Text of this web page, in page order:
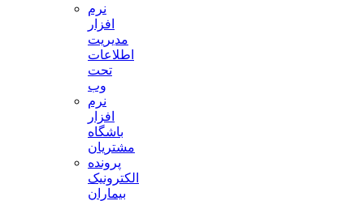
نرم
افزار
مدیریت
اطلاعات
تحت
وب
نرم
افزار
باشگاه
مشتریان
پرونده
الکترونیک
بیماران